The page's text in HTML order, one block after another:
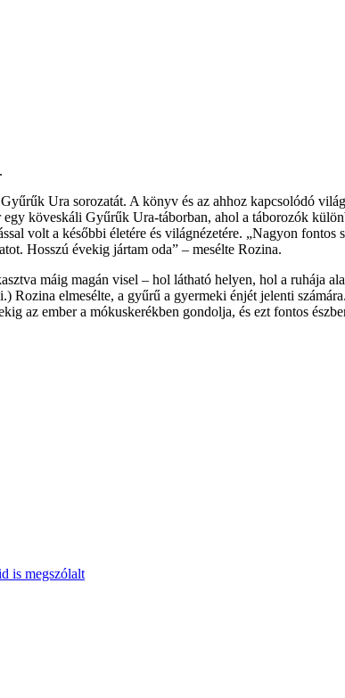
Ura sorozatát. A könyv és az ahhoz kapcsolódó
köveskáli Gyűrűk Ura-táborban, ahol a táborozók
volt a későbbi életére és világnézetére. „Nagyon
Hosszú évekig jártam oda” – mesélte Rozina.
máig magán visel – hol látható helyen, hol a ruhája
Rozina elmesélte, a gyűrű a gyermeki énjét jelenti
az ember a mókuskerékben gondolja, és ezt fontos
is megszólalt